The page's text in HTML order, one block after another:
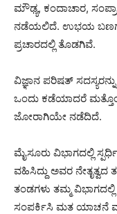
ಮೌಢ್ಯ, ಕಂದಾಚಾರ,
ನಡೆಯಲಿದೆ. ಉಭಯ ಬಣಗಳು
ಪ್ರಚಾರದಲ್ಲಿ ತೊಡಗಿವೆ.
ವಿಜ್ಞಾನ ಪರಿಷತ್
ಒಂದು ಕಡೆಯಾದರೆ
ಜೋರಾಗಿಯೇ ನಡೆದಿದೆ.
ಮೈಸೂರು ವಿಭಾಗದಲ್ಲಿ
ವಹಿಸಿದ್ದು ಅವರ ನೇತೃತ್ವದ
ತಂಡಗಳು ತಮ್ಮ
ಸಂಪರ್ಕಿಸಿ ಮತ ಯಾಚನೆ